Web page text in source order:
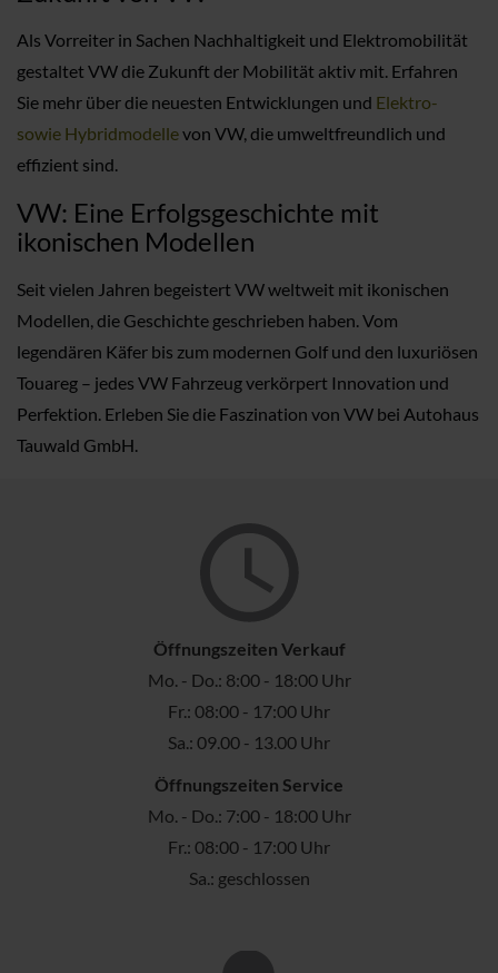
Als Vorreiter in Sachen Nachhaltigkeit und Elektromobilität
gestaltet VW die Zukunft der Mobilität aktiv mit. Erfahren
Sie mehr über die neuesten Entwicklungen und Elektro-
sowie Hybridmodellevon VW, die umweltfreundlich und
effizient sind.
VW: Eine Erfolgsgeschichte mit
ikonischen Modellen
Seit vielen Jahren begeistert VW weltweit mit ikonischen
Modellen, die Geschichte geschrieben haben. Vom
legendären Käfer bis zum modernen Golf und den luxuriösen
Touareg – jedes VW Fahrzeug verkörpert Innovation und
Perfektion. Erleben Sie die Faszination von VW bei Autohaus
Tauwald GmbH.
Öffnungszeiten Verkauf
Mo. - Do.: 8:00 - 18:00 Uhr
Fr.: 08:00 - 17:00 Uhr
Sa.: 09.00 - 13.00 Uhr
Öffnungszeiten Service
Mo. - Do.: 7:00 - 18:00 Uhr
Fr.: 08:00 - 17:00 Uhr
Sa.: geschlossen